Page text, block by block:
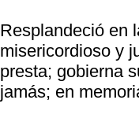
Resplandeció en
misericordioso y
presta; gobierna
jamás; en